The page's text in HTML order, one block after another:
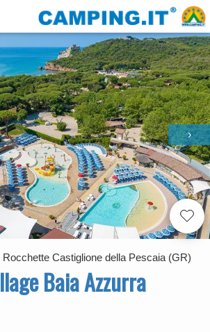
›
Castiglione della Pescaia (GR)
Baia Azzurra